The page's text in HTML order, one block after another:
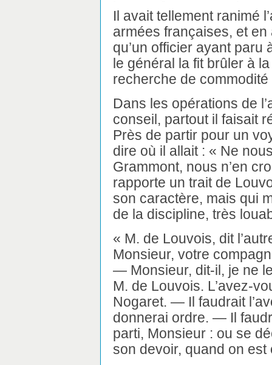
Il avait tellement ranimé
armées françaises, et
qu’un officier ayant
le général la fit brûler à
recherche de
Dans les opérations de
conseil, partout il faisait
Près de partir pour un
dire où il allait : « Ne
Grammont, nous n’en
rapporte un trait de
son caractère, mais qui
de la discipline, très
« M. de Louvois, dit
Monsieur, votre
— Monsieur, dit-il, je ne
M. de Louvois. L’avez-
Nogaret. — Il faudrait
donnerai ordre. — Il
parti, Monsieur : ou se
son devoir, quand on est